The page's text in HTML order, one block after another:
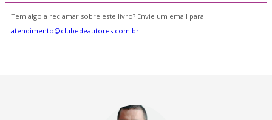
Tem algo a reclamar sobre este livro? Envie um email para
atendimento@clubedeautores.com.br